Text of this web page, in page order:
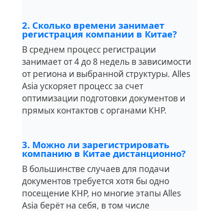
2. Сколько времени занимает
регистрация компании в Китае?
В среднем процесс регистрации
занимает от 4 до 8 недель в зависимости
от региона и выбранной структуры. Alles
Asia ускоряет процесс за счет
оптимизации подготовки документов и
прямых контактов с органами КНР.
3. Можно ли зарегистрировать
компанию в Китае дистанционно?
В большинстве случаев для подачи
документов требуется хотя бы одно
посещение КНР, но многие этапы Alles
Asia берёт на себя, в том числе